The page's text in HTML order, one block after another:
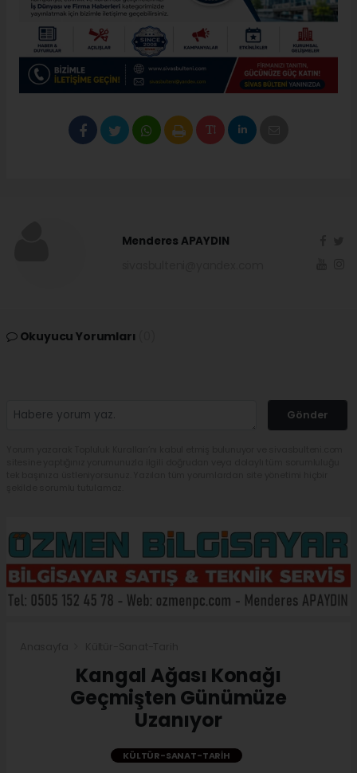
Menderes APAYDIN
Okuyucu Yorumları
Gönder
Kangal Ağası Konağı
Geçmişten Günümüze
Uzanıyor
KÜLTÜR-SANAT-TARIH